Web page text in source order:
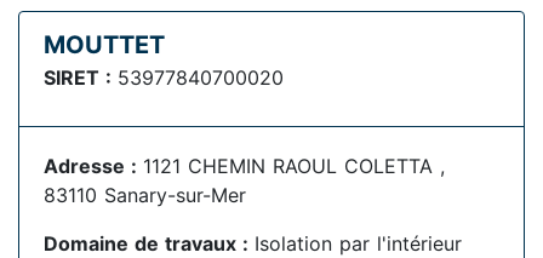
MOUTTET
SIRET : 53977840700020
Adresse : 1121 CHEMIN RAOUL COLETTA ,
83110 Sanary-sur-Mer
Domaine de travaux : Isolation par l'intérieur